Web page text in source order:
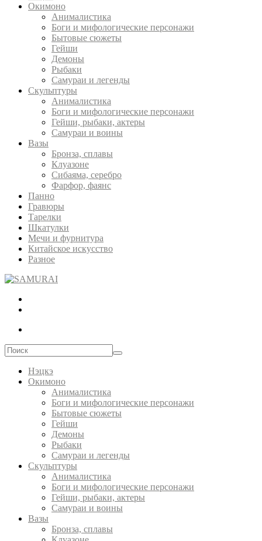
Окимоно
Анималистика
Боги и мифологические персонажи
Бытовые сюжеты
Гейши
Демоны
Рыбаки
Самураи и легенды
Скульптуры
Анималистика
Боги и мифологические персонажи
Гейши, рыбаки, актеры
Самураи и воины
Вазы
Бронза, сплавы
Клуазоне
Сибаяма, серебро
Фарфор, фаянс
Панно
Гравюры
Тарелки
Шкатулки
Мечи и фурнитура
Китайское искусство
Разное
Нэцкэ
Окимоно
Анималистика
Боги и мифологические персонажи
Бытовые сюжеты
Гейши
Демоны
Рыбаки
Самураи и легенды
Скульптуры
Анималистика
Боги и мифологические персонажи
Гейши, рыбаки, актеры
Самураи и воины
Вазы
Бронза, сплавы